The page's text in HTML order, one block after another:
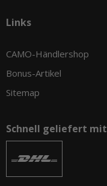
Links
CAMO-Händlershop
Bonus-Artikel
Sitemap
Schnell geliefert mit